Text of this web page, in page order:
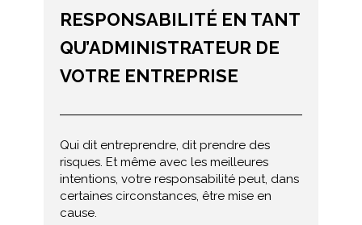
RESPONSABILITÉ EN TANT
QU’ADMINISTRATEUR DE
VOTRE ENTREPRISE
Qui dit entreprendre, dit prendre des
risques. Et même avec les meilleures
intentions, votre responsabilité peut, dans
certaines circonstances, être mise en
cause.